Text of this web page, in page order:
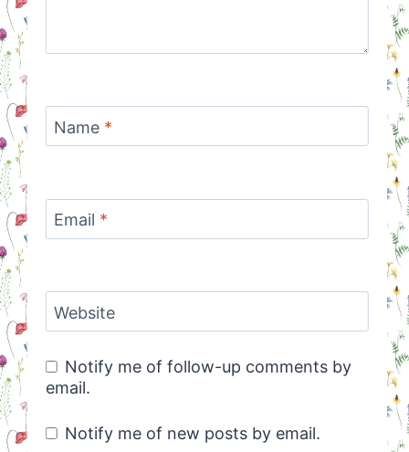
Name *
Email *
Website
Notify me of follow-up comments by
email.
Notify me of new posts by email.